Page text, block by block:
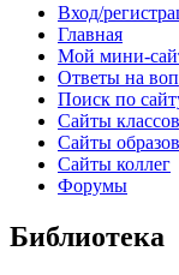
Вход/
Главная
Мой мини-
Ответы на
Поиск по
Сайты
Сайты
Сайты коллег
Форумы
Библиотека